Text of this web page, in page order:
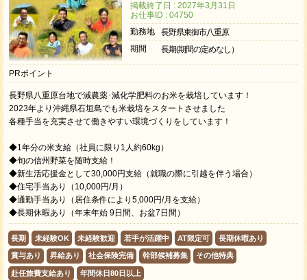
掲載終了日 : 2027年3月31日
お仕事ID : 04750
勤務地
長野県東御市八重原
期間
長期(期間の定めなし）
PRポイント
長野県八重原台地で減農薬･減化学肥料のお米を栽培しています！
2023年より沖縄県石垣島でも米栽培をスタートさせました
各種手当を充実させて働きやすい環境づくりをしています！
◆1年分の米支給（社員に限り1人約60kg）
◆旬の信州野菜を随時支給！
◆新生活応援金として30,000円支給（就職の際に引越を伴う場合）
◆住宅手当あり（10,000円/月）
◆通勤手当あり（居住条件により5,000円/月を支給）
◆長期休暇あり（年末年始 9日間、お盆7日間）
長期 未経験OK 未経験歓迎 若手が活躍中 AT限定可 長期休暇あり
賞与あり 昇給あり 社会保険完備 幹部候補募集 その他特典
赴任旅費支給あり 年間休日80日以上